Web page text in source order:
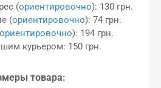
(ориентировочно): 130 грн.
(ориентировочно): 74 грн.
): 194 грн.
курьером: 150 грн.
товара: